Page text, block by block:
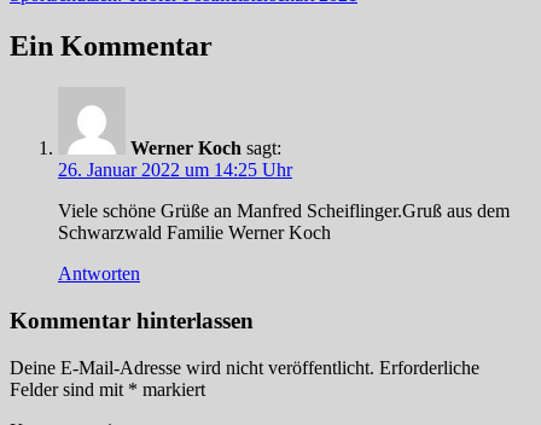
Ein Kommentar
Werner Koch sagt:
26. Januar 2022 um 14:25 Uhr
Viele schöne Grüße an Manfred Scheiflinger.Gruß aus dem
Schwarzwald Familie Werner Koch
Antworten
Kommentar hinterlassen
Deine E-Mail-Adresse wird nicht veröffentlicht. Erforderliche
Felder sind mit * markiert